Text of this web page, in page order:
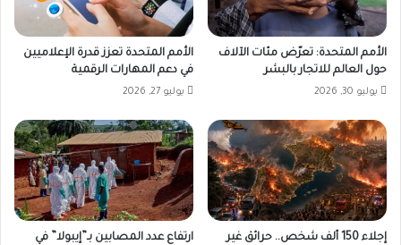
الأمم المتحدة: تعرّض مئات الآلاف
حول العالم للاتجار بالبشر
يوليو 30, 2026
الأمم المتحدة تعزز قدرة الإعلاميين
في دعم المهارات الرقمية
يوليو 27, 2026
إجلاء 150 ألف شخص.. حرائق غير
ارتفاع عدد المصابين بـ”إيبولا” في